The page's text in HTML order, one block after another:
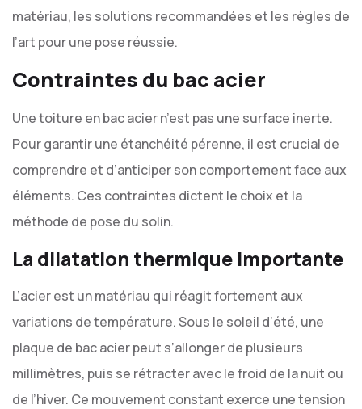
matériau, les solutions recommandées et les règles de
l’art pour une pose réussie.
Contraintes du bac acier
Une toiture en bac acier n’est pas une surface inerte.
Pour garantir une étanchéité pérenne, il est crucial de
comprendre et d’anticiper son comportement face aux
éléments. Ces contraintes dictent le choix et la
méthode de pose du solin.
La dilatation thermique importante
L’acier est un matériau qui réagit fortement aux
variations de température. Sous le soleil d’été, une
plaque de bac acier peut s’allonger de plusieurs
millimètres, puis se rétracter avec le froid de la nuit ou
de l’hiver. Ce mouvement constant exerce une tension